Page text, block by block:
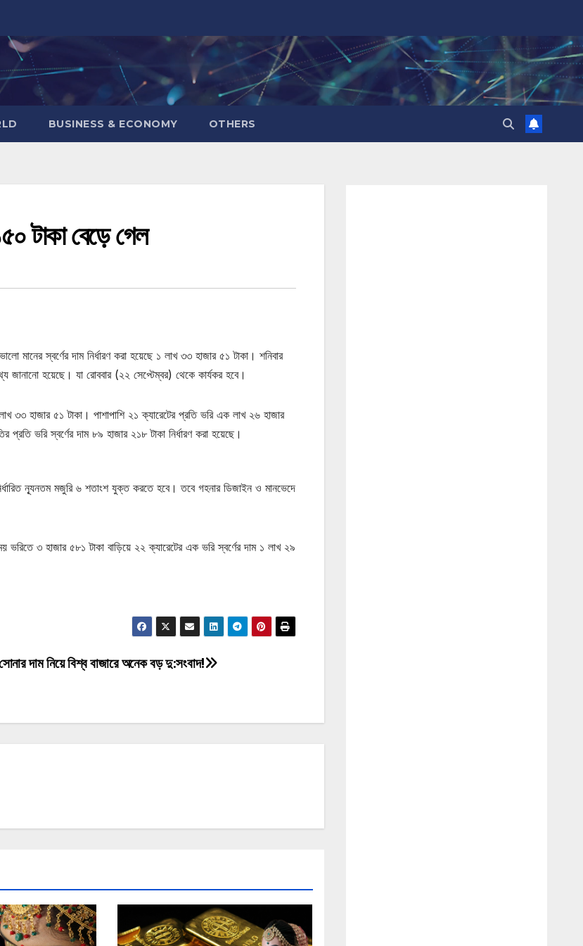
BUSINESS & ECONOMY OTHERS
টাকা বেড়ে গেল
মানের স্বর্ণের দাম নির্ধারণ করা হয়েছে ১ লাখ ৩৩ হাজার ৫১ টাকা। শনিবার
জানানো হয়েছে। যা রোববার (২২ সেপ্টেম্বর) থেকে কার্যকর হবে।
৩৩ হাজার ৫১ টাকা। পাশাপাশি ২১ ক্যারেটের প্রতি ভরি এক লাখ ২৬ হাজার
ভরি স্বর্ণের দাম ৮৯ হাজার ২১৮ টাকা নির্ধারণ করা হয়েছে।
ন্যূনতম মজুরি ৬ শতাংশ যুক্ত করতে হবে। তবে গহনার ডিজাইন ও মানভেদে
৩ হাজার ৫৮১ টাকা বাড়িয়ে ২২ ক্যারেটের এক ভরি স্বর্ণের দাম ১ লাখ ২৯
দাম নিয়ে বিশ্ব বাজারে অনেক বড় দু:সংবাদ!